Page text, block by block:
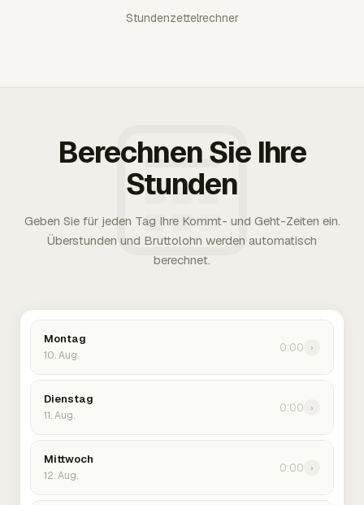
Stundenzettelrechner
Berechnen Sie Ihre
Stunden
Geben Sie für jeden Tag Ihre Kommt- und Geht-Zeiten ein.
Überstunden und Bruttolohn werden automatisch
berechnet.
Montag
10. Aug.
0:00 ›
Dienstag
11. Aug.
0:00 ›
Mittwoch
12. Aug.
0:00 ›